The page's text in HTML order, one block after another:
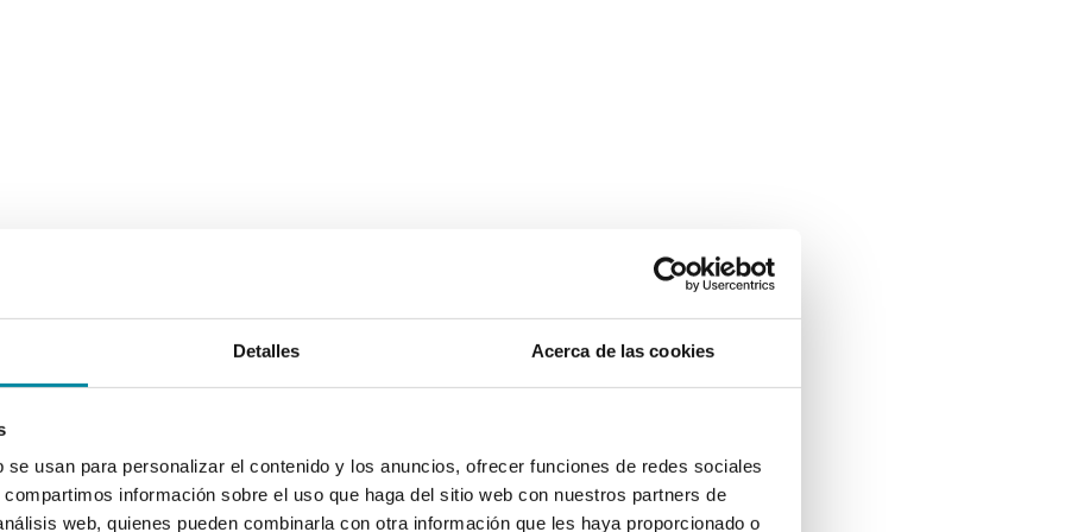
Detalles Acerca de las cookies
usan para personalizar el contenido y los anuncios, ofrecer funciones de redes sociales
información sobre el uso que haga del sitio web con nuestros partners de
web, quienes pueden combinarla con otra información que les haya proporcionado o